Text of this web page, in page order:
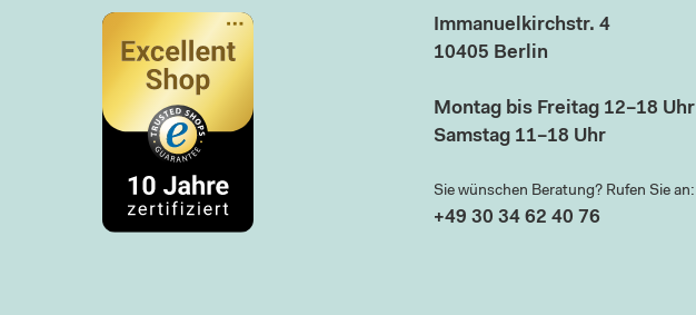
Immanuelkirchstr. 4
10405 Berlin
Montag bis Freitag 12–18 Uhr
Samstag 11–18 Uhr
Sie wünschen Beratung? Rufen Sie an:
+49 30 34 62 40 76